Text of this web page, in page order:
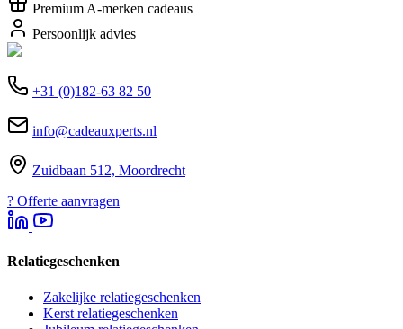
Premium A-merken cadeaus
Persoonlijk advies
+31 (0)182-63 82 50
info@cadeauxperts.nl
Zuidbaan 512, Moordrecht
? Offerte aanvragen
Relatiegeschenken
Zakelijke relatiegeschenken
Kerst relatiegeschenken